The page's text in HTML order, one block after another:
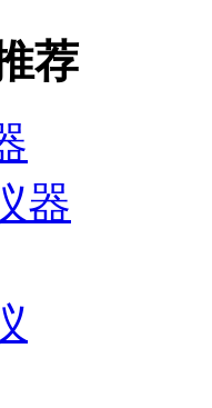
荐
器